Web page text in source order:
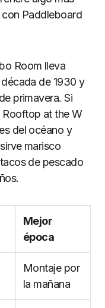
Paddleboard
Room lleva
de 1930 y
primavera. Si
Rooftop at the W
del océano y
marisco
de pescado
Mejor
época
Montaje por
la mañana